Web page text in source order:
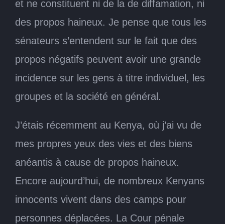
et ne constituent ni de la de diffamation, ni
des propos haineux. Je pense que tous les
sénateurs s’entendent sur le fait que des
propos négatifs peuvent avoir une grande
incidence sur les gens à titre individuel, les
groupes et la société en général.
J’étais récemment au Kenya, où j’ai vu de
mes propres yeux des vies et des biens
anéantis à cause de propos haineux.
Encore aujourd’hui, de nombreux Kenyans
innocents vivent dans des camps pour
personnes déplacées. La Cour pénale